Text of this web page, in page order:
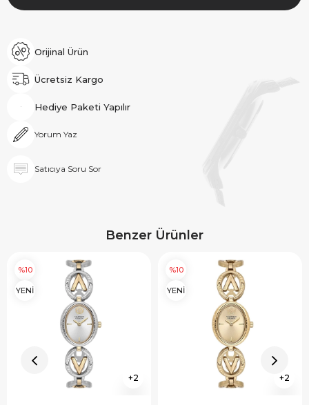
Orijinal Ürün
Ücretsiz Kargo
Hediye Paketi Yapılır
Yorum Yaz
Satıcıya Soru Sor
Benzer Ürünler
2
%10
YENİ
2
%10
YENİ